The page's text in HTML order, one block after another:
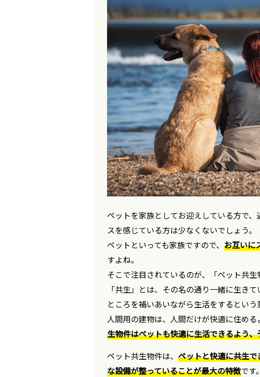
ペットを家族としてお迎えしている方で
スを感じている方は少なくないでしょう。
ペットといっても家族ですので、 お互いに
すよね。
そこで注目されているのが、「ペット共生
「共生」とは、その名の通り一緒に生き
ところを補いあいながら生活をするという
人間用の建物は、人間だけが快適に住める
生物件はペットも快適に生活できるよう
ペット共生物件は、 ペットと快適に共生
な設備が整っていることが最大の特徴です。